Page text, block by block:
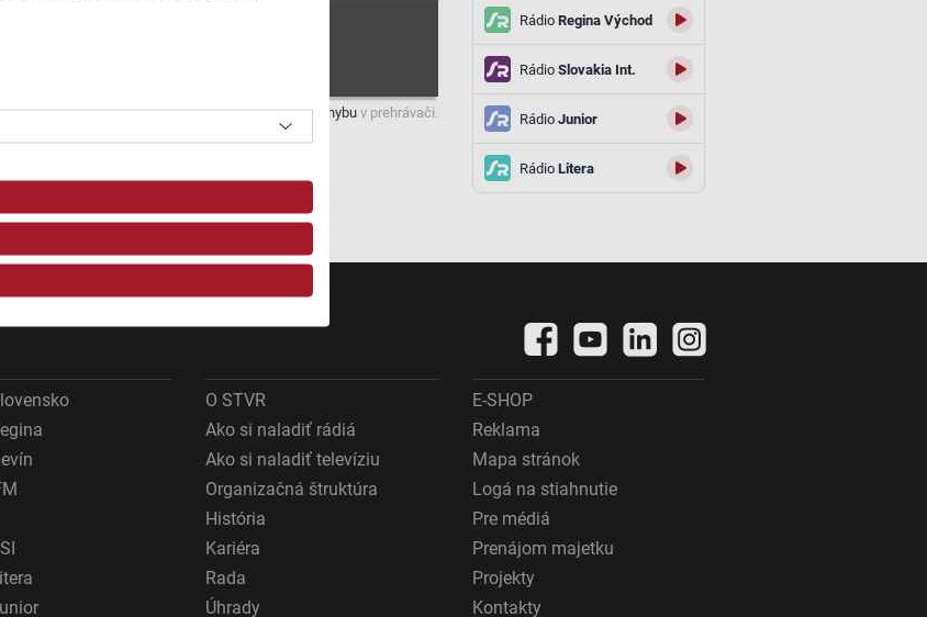
zdrojov
Máte problém s prehrávaním?Nahláste nám chybu v prehrávači.
RádioRegina Východ
RádioSlovakia Int.
RádioJunior
RádioLitera
O STVR
Ako si naladiť rádiá
Ako si naladiť televíziu
Organizačná štruktúra
História
Kariéra
Rada
Úhrady
E-SHOP
Reklama
Mapa stránok
Logá na stiahnutie
Pre médiá
Prenájom majetku
Projekty
Kontakty